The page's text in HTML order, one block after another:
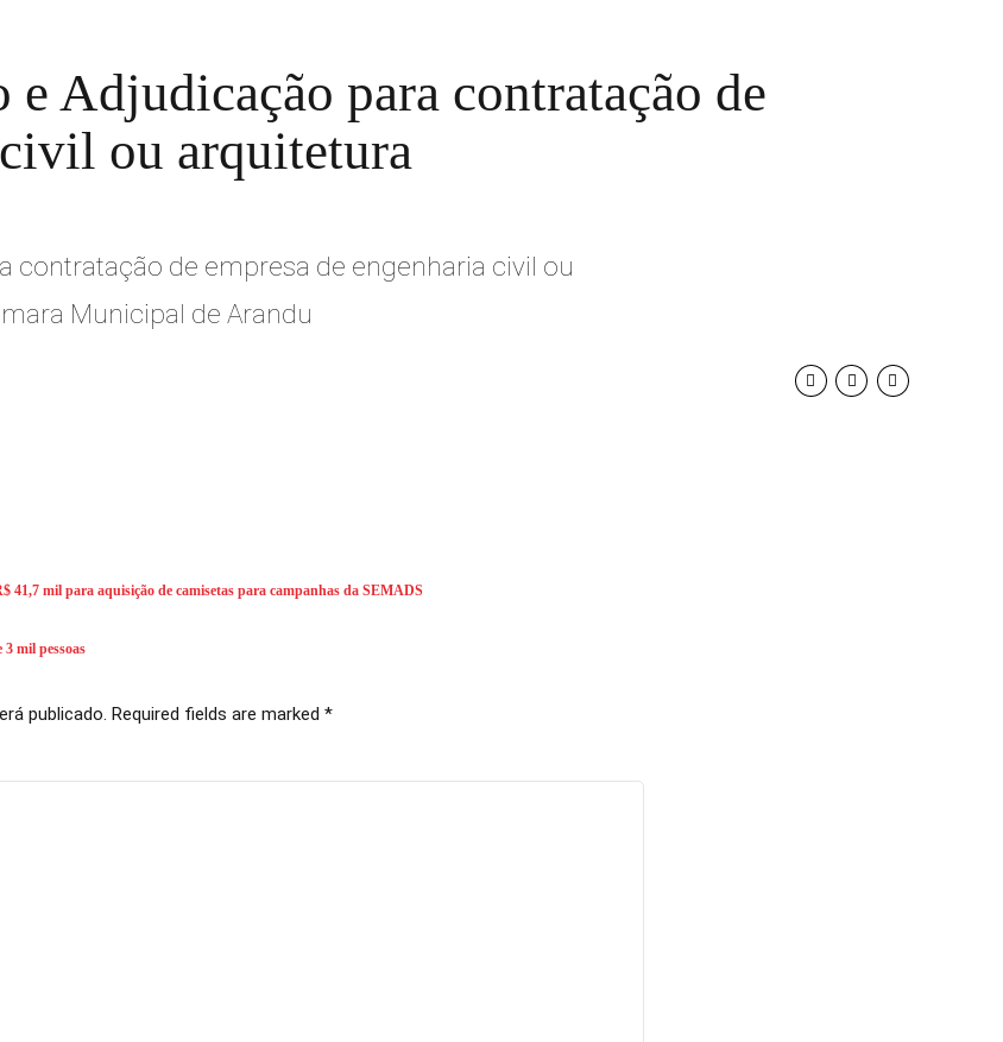
Adjudicação para contratação de
ou arquitetura
contratação de empresa de engenharia civil ou
Municipal de Arandu
41,7 mil para aquisição de camisetas para campanhas da SEMADS
mil pessoas
publicado. Required fields are marked *